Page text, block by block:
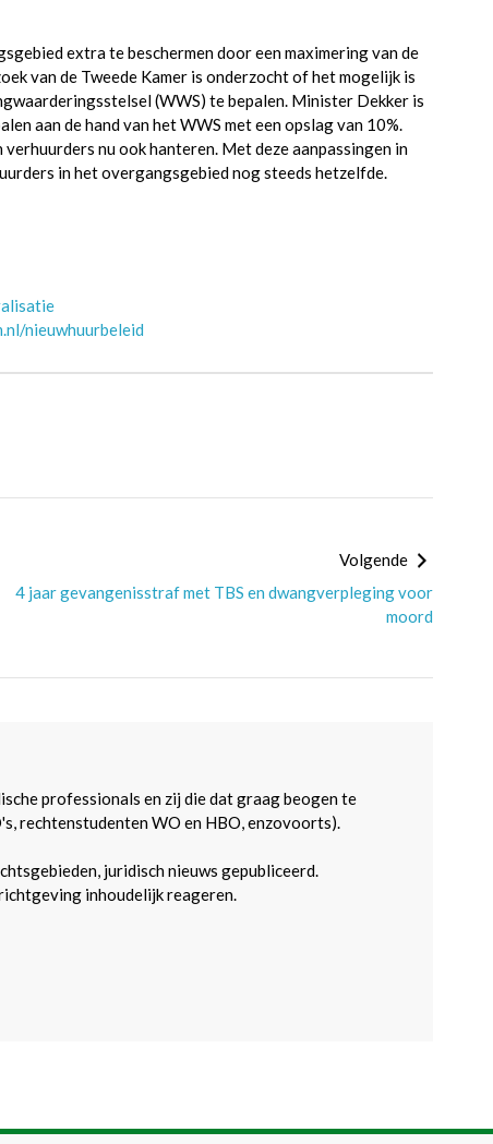
extra te beschermen door een maximering van de
van de Tweede Kamer is onderzocht of het mogelijk is
(WWS) te bepalen. Minister Dekker is
aan de hand van het WWS met een opslag van 10%.
nu ook hanteren. Met deze aanpassingen in
in het overgangsgebied nog steeds hetzelfde.
nieuwhuurbeleid
Volgende
4 jaar gevangenisstraf met TBS en dwangverpleging voor
moord
professionals en zij die dat graag beogen te
rechtenstudenten WO en HBO, enzovoorts).
juridisch nieuws gepubliceerd.
inhoudelijk reageren.